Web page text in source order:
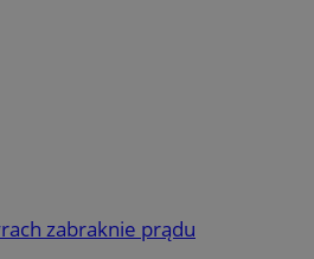
zabraknie prądu